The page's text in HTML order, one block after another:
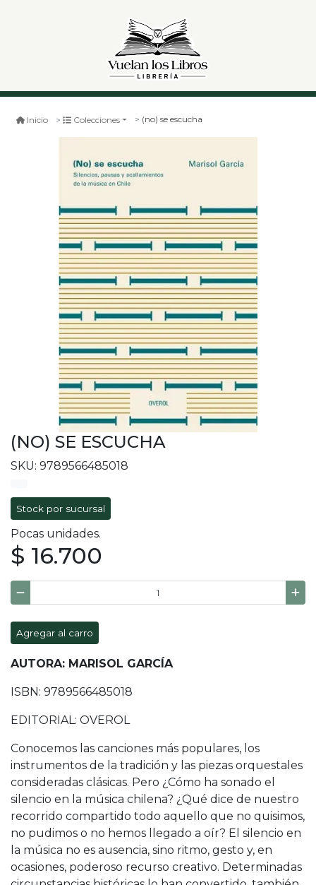
Inicio Colecciones (no) se escucha
(NO) SE ESCUCHA
SKU: 9789566485018
Stock por sucursal
Pocas unidades.
$ 16.700
Agregar al carro
AUTORA: MARISOL GARCÍA
ISBN: 9789566485018
EDITORIAL: OVEROL
Conocemos las canciones más populares, los
instrumentos de la tradición y las piezas orquestales
consideradas clásicas. Pero ¿Cómo ha sonado el
silencio en la música chilena? ¿Qué dice de nuestro
recorrido compartido todo aquello que no quisimos,
no pudimos o no hemos llegado a oír? El silencio en
la música no es ausencia, sino ritmo, gesto y, en
ocasiones, poderoso recurso creativo. Determinadas